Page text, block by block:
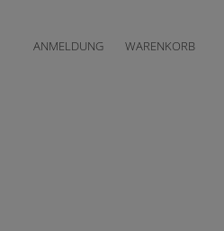
ANMELDUNG WARENKORB